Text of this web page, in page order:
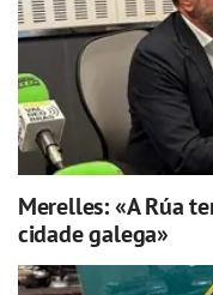
Merelles: «A Rúa
cidade galega»